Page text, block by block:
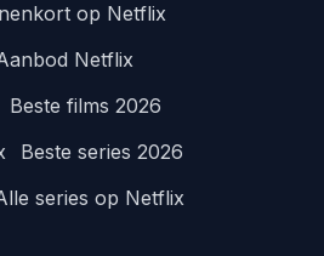
op Netflix
Netflix
Beste films 2026
Beste series 2026
series op Netflix